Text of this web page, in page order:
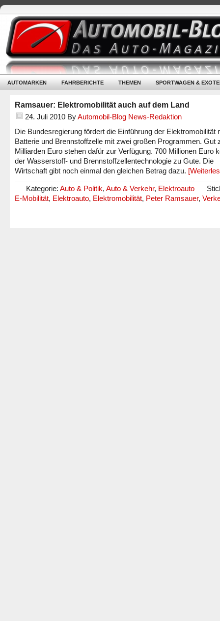
AUTOMARKEN FAHRBERICHTE THEMEN SPORTWAGEN &
Ramsauer: Elektromobilität auch auf dem Land
24. Juli 2010 ByAutomobil-Blog News-Redaktion
Die Bundesregierung fördert die Einführung der Elektromobilität
Batterie und Brennstoffzelle mit zwei großen Programmen. Gut
Milliarden Euro stehen dafür zur Verfügung. 700 Millionen Euro
der Wasserstoff- und Brennstoffzellentechnologie zu Gute. Die
Wirtschaft gibt noch einmal den gleichen Betrag dazu.
Kategorie: Auto & Politik, Auto & Verkehr, Elektroauto
E-Mobilität, Elektroauto, Elektromobilität, Peter Ramsauer,